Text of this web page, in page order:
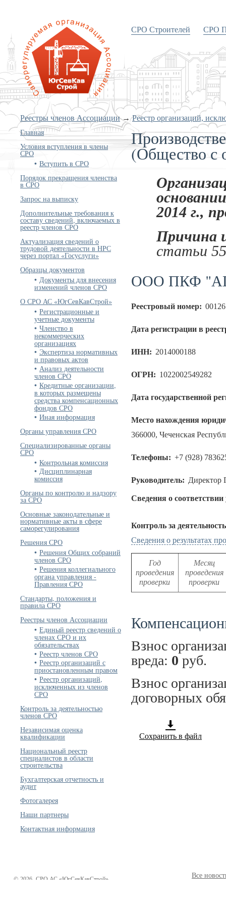
«Объединение строителей
Южного и Северо-Кавказского
округов»
СРО Строителей СРО
Реестры членов Ассоциации→Реестр организаций,
Главная
Условия вступления в члены
СРО
Вступить в СРО
Порядок прекращения членства
в СРО
Запрос на выписку
Дополнительные требования к
составу сведений, включаемых в
реестр членов СРО
Актуализация сведений о
трудовой деятельности в НРС
через портал «Госуслуги»
Образцы документов
Документы для внесения
изменений членов СРО
О СРО АС «ЮгСевКавСтрой»
Регистрационные и
учетные документы
Членство в
некоммерческих
организациях
Экспертиза нормативных
и правовых актов
Анализ деятельности
членов СРО
Кредитные организации,
в которых размещены
средства компенсационных
фондов СРО
Иная информация
Органы управления СРО
Специализированные органы
СРО
Контрольная комиссия
Дисциплинарная
комиссия
Органы по контролю и надзору
за СРО
Основные законодательные и
нормативные акты в сфере
саморегулирования
Решения СРО
Решения Общих собраний
членов СРО
Решения коллегиального
органа управления -
Правления СРО
Стандарты, положения и
правила СРО
Реестры членов Ассоциации
Единый реестр сведений о
членах СРО и их
обязательствах
Реестр членов СРО
Реестр организаций с
приостановленным правом
Реестр организаций,
исключенных из членов
СРО
Контроль за деятельностью
членов СРО
Независимая оценка
квалификации
Национальный реестр
специалистов в области
строительства
Бухгалтерская отчетность и
аудит
Фотогалерея
Наши партнеры
Контактная информация
(Общество с
2014 г.,
Причина
статьи
ООО ПКФ
Реестровый номер: 00126
Дата регистрации в
ИНН: 2014000188
ОГРН: 1022002549282
Дата государственной
Место нахождения
366000, Чеченская
Телефоны: +7 (928)
Руководитель: Директор
Сведения о
Контроль за
Сведения о результатах
Год
проведения
проверки
Месяц
проведения
проверки
Взнос
вреда: 0 руб.
Взнос
договорных
Сохранить в файл
Все
© 2026 СРО АС «ЮгСевКавСтрой»